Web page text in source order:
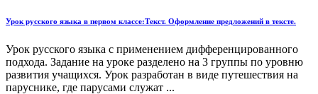
Урок русского языка в первом классе:Текст. Оформление предложений в тексте.
Урок русского языка с применением дифференцированного
подхода. Задание на уроке разделено на 3 группы по уровню
развития учащихся. Урок разработан в виде путешествия на
паруснике, где парусами служат ...